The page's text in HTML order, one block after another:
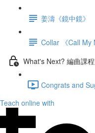
姜濤《鏡中鏡》
Collar 《Call My
What's Next? 編曲課
Congrats and
Teach online with